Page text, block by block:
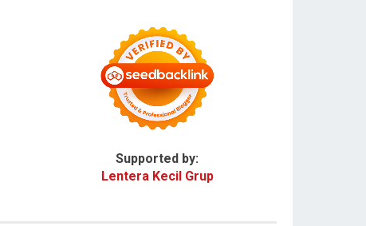
Supported by:
Lentera Kecil Grup